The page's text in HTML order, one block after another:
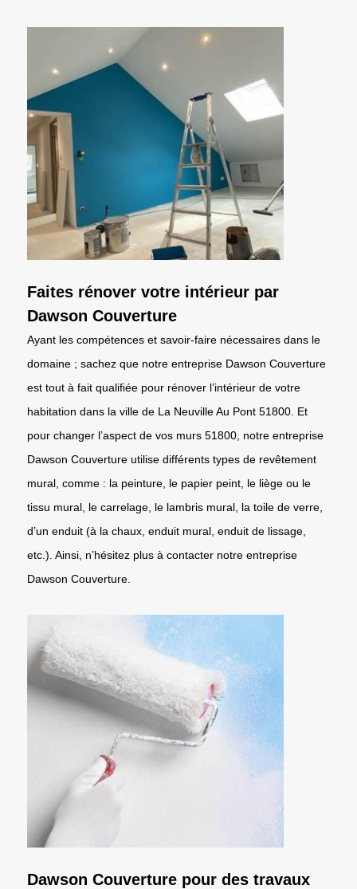
Faites rénover votre intérieur par
Dawson Couverture
Ayant les compétences et savoir-faire nécessaires dans le
domaine ; sachez que notre entreprise Dawson Couverture
est tout à fait qualifiée pour rénover l’intérieur de votre
habitation dans la ville de La Neuville Au Pont 51800. Et
pour changer l’aspect de vos murs 51800, notre entreprise
Dawson Couverture utilise différents types de revêtement
mural, comme : la peinture, le papier peint, le liège ou le
tissu mural, le carrelage, le lambris mural, la toile de verre,
d’un enduit (à la chaux, enduit mural, enduit de lissage,
etc.). Ainsi, n’hésitez plus à contacter notre entreprise
Dawson Couverture.
Dawson Couverture pour des travaux